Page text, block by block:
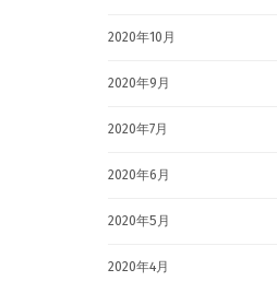
2020年10月
2020年9月
2020年7月
2020年6月
2020年5月
2020年4月